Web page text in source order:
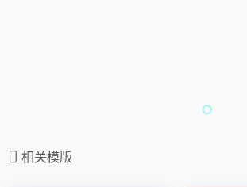
相关模版